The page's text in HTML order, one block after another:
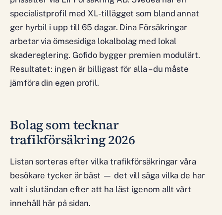
specialistprofil med XL-tillägget som bland annat
ger hyrbil i upp till 65 dagar. Dina Försäkringar
arbetar via ömsesidiga lokalbolag med lokal
skadereglering. Gofido bygger premien modulärt.
Resultatet: ingen är billigast för alla – du måste
jämföra din egen profil.
Bolag som tecknar
trafikförsäkring 2026
Listan sorteras efter vilka trafikförsäkringar våra
besökare tycker är bäst — det vill säga vilka de har
valt i slutändan efter att ha läst igenom allt vårt
innehåll här på sidan.